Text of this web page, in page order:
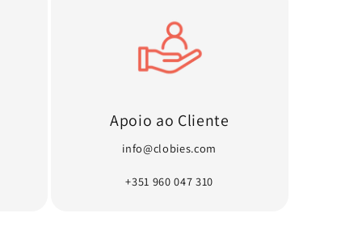
Apoio ao Cliente
info@clobies.com
+351 960 047 310